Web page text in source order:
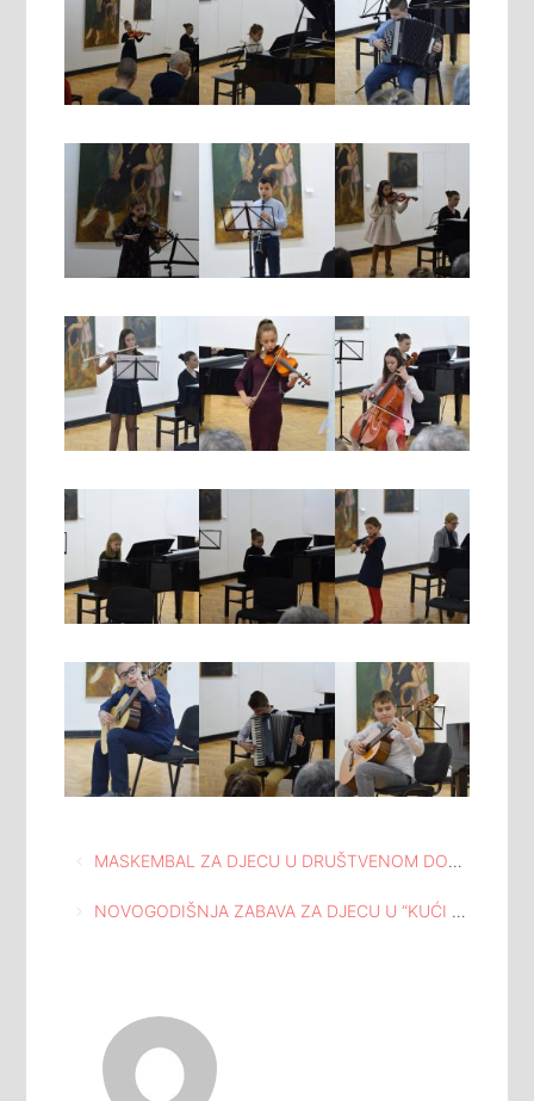
Navigacija
članaka
MASKEMBAL ZA DJECU U DRUŠTVENOM DOMU GORNJA TUZLA
NOVOGODIŠNJA ZABAVA ZA DJECU U “KUĆI SOLIDARNOSTI” LIPNICA